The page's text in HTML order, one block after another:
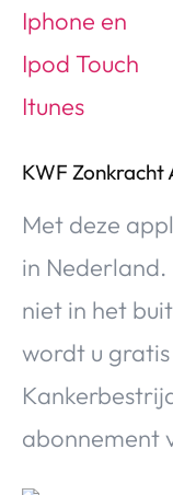
KWF Zonkracht
Met deze
in
niet in het
wordt u
abonnement